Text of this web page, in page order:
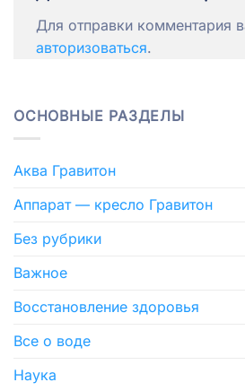
Для отправки комментария
авторизоваться.
ОСНОВНЫЕ РАЗДЕЛЫ
Аква Гравитон
Аппарат — кресло Гравитон
Без рубрики
Важное
Восстановление здоровья
Все о воде
Наука